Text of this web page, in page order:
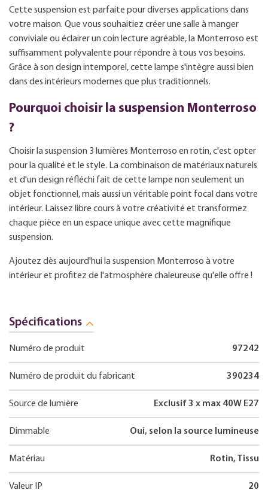
Cette suspension est parfaite pour diverses applications dans
votre maison. Que vous souhaitiez créer une salle à manger
conviviale ou éclairer un coin lecture agréable, la Monterroso est
suffisamment polyvalente pour répondre à tous vos besoins.
Grâce à son design intemporel, cette lampe s'intègre aussi bien
dans des intérieurs modernes que plus traditionnels.
Pourquoi choisir la suspension Monterroso
?
Choisir la suspension 3 lumières Monterroso en rotin, c'est opter
pour la qualité et le style. La combinaison de matériaux naturels
et d'un design réfléchi fait de cette lampe non seulement un
objet fonctionnel, mais aussi un véritable point focal dans votre
intérieur. Laissez libre cours à votre créativité et transformez
chaque pièce en un espace unique avec cette magnifique
suspension.
Ajoutez dès aujourd'hui la suspension Monterroso à votre
intérieur et profitez de l'atmosphère chaleureuse qu'elle offre !
Spécifications
Numéro de produit 97242
Numéro de produit du fabricant 390234
Source de lumière Exclusif 3 x max 40W E27
Dimmable Oui, selon la source lumineuse
Matériau Rotin, Tissu
Valeur IP 20